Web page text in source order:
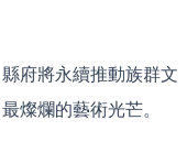
府將永續推動族群文
燦爛的藝術光芒。